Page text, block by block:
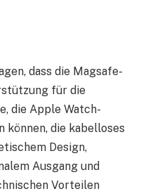
dass die Magsafe-
für die
die Apple Watch-
können, die kabelloses
Design,
Ausgang und
Vorteilen